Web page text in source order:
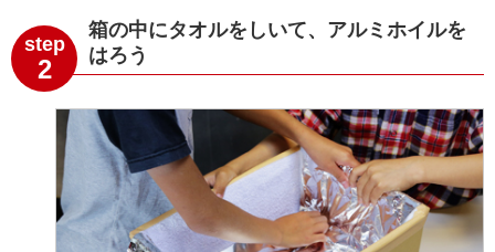
step
2
箱の中にタオルをしいて、アルミホイルを
はろう